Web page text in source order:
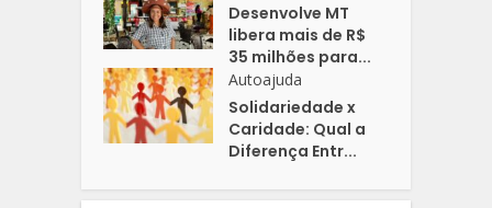
Desenvolve MT
libera mais de R$
35 milhões para...
Autoajuda
Solidariedade x
Caridade: Qual a
Diferença Entr...